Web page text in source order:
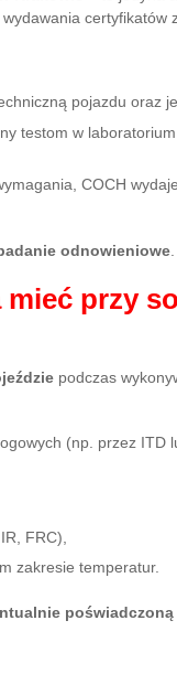
certyfikatów
pojazdu oraz
testom w
COCH
odnowieniowe
przy
podczas
(np. przez ITD
FRC),
zakresie temperatur.